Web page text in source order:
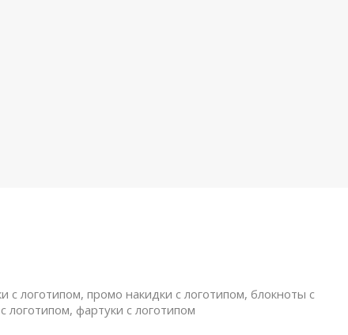
логотипом, промо накидки с логотипом, блокноты с
логотипом, фартуки с логотипом